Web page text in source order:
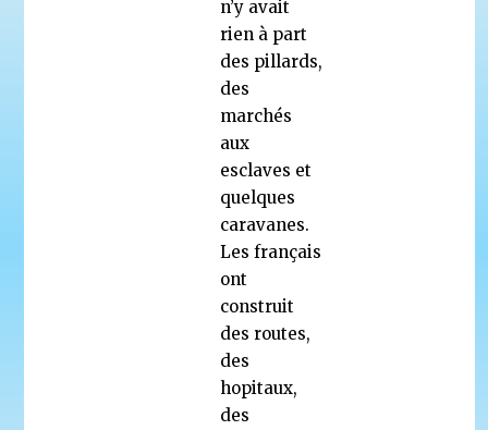
n’y avait
rien à part
des pillards,
des
marchés
aux
esclaves et
quelques
caravanes.
Les français
ont
construit
des routes,
des
hopitaux,
des